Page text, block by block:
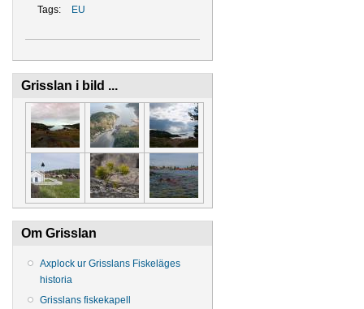
Tags: EU
Grisslan i bild ...
Om Grisslan
Axplock ur Grisslans Fiskeläges
historia
Grisslans fiskekapell